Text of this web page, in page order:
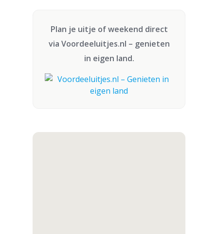
Plan je uitje of weekend direct
via Voordeeluitjes.nl – genieten
in eigen land.